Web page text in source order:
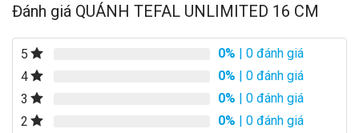
1.390.000₫.là:
2.950.000₫.là:
Đánh giá QUÁNH TEFAL UNLIMITED 16 CM
5 0% | 0 đánh giá
4
0% | 0 đánh giá
3
0% | 0 đánh giá
2
0% | 0 đánh giá